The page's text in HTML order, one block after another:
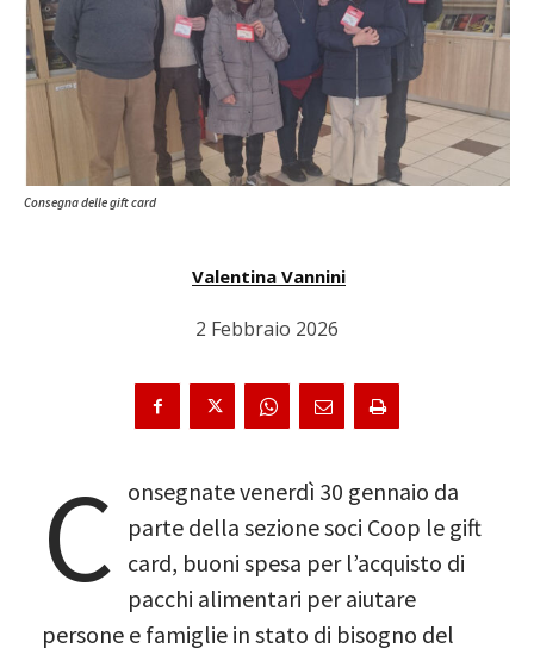
Consegna delle gift card
Valentina Vannini
2 Febbraio 2026
C onsegnate venerdì 30 gennaio da
parte della sezione soci Coop le gift
card, buoni spesa per l’acquisto di
pacchi alimentari per aiutare
persone e famiglie in stato di bisogno del